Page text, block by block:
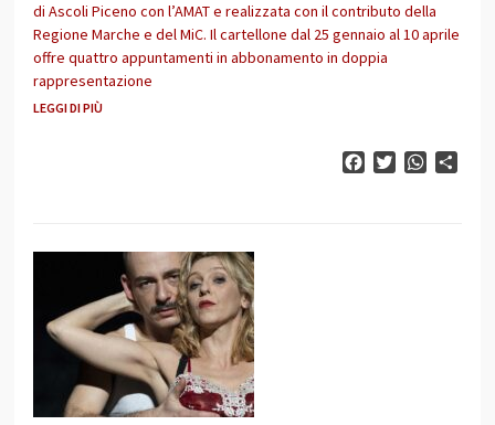
di Ascoli Piceno con l’AMAT e realizzata con il contributo della
Regione Marche e del MiC. Il cartellone dal 25 gennaio al 10 aprile
offre quattro appuntamenti in abbonamento in doppia
rappresentazione
LEGGI DI PIÙ
FacebookTwitter